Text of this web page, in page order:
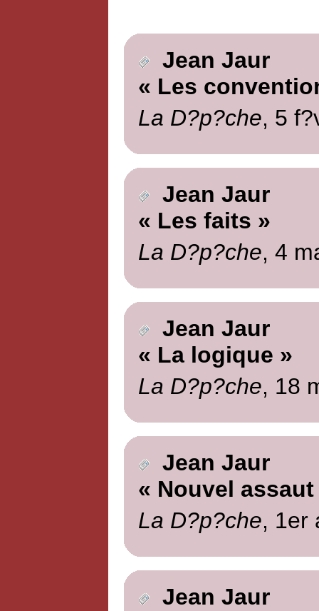
Jean Jaur
« Les
La D?p?che, 5
Jean Jaur
« Les faits »
La D?p?che, 4
Jean Jaur
« La logique »
La D?p?che, 18
Jean Jaur
« Nouvel assaut
La D?p?che, 1er
Jean Jaur